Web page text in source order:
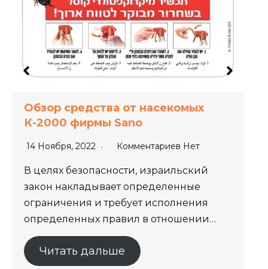
Обзор средства от насекомых
К-2000 фирмы Sano
14 Ноября, 2022 Комментариев Нет
В целях безопасности, израильский
закон накладывает определенные
ограничения и требует исполнения
определенных правил в отношении…
Читать дальше